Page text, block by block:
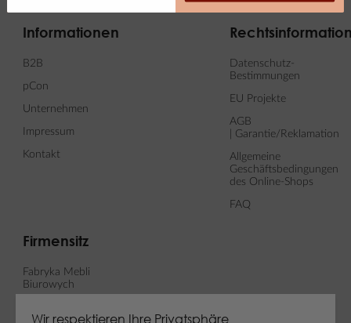
Informationen
B2B
pCon
Unternehmen
Impressum
Kontakt
Datenschutz-
Bestimmungen
EU Projekte
AGB
| Garantie/Reklamation
Allgemeine
Geschäftsbedingungen
des Online-Shops
FAQ
Firmensitz
Fabryka Mebli
Biurowych
Wir respektieren Ihre Privatsphäre